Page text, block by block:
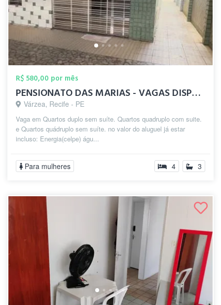
R$ 580,00 por mês
PENSIONATO DAS MARIAS - VAGAS DISPONÍVEL
Várzea, Recife - PE
Vaga em Quartos duplo sem suíte. Quartos quadruplo com suite.
e Quartos quádruplo sem suíte. no valor do aluguel já estar
incluso: Energia(celpe) águ...
Para mulheres 4 3